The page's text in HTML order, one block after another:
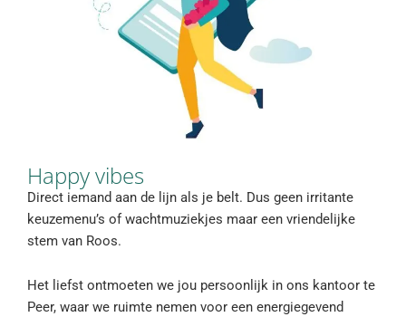
Happy vibes
Direct iemand aan de lijn als je belt. Dus geen irritante
keuzemenu’s of wachtmuziekjes maar een vriendelijke
stem van Roos.
Het liefst ontmoeten we jou persoonlijk in ons kantoor te
Peer, waar we ruimte nemen voor een energiegevend